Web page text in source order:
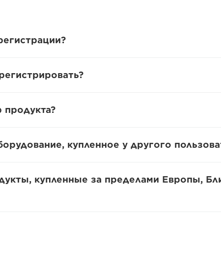
купленное у другого
купленные за пределами Европы,